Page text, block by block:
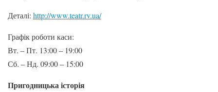
Деталі: http://www.teatr.rv.ua/
Графік роботи каси:
Вт. – Пт. 13:00 – 19:00
Сб. – Нд. 09:00 – 15:00
Пригодницька історія